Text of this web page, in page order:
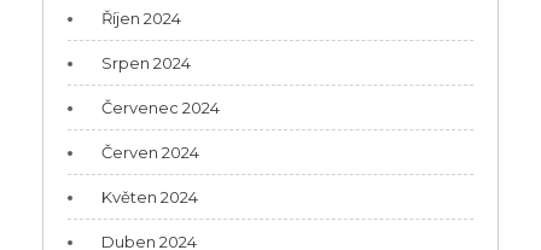
Říjen 2024
Srpen 2024
Červenec 2024
Červen 2024
Květen 2024
Duben 2024